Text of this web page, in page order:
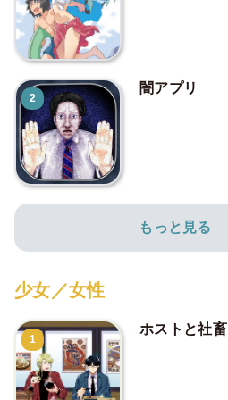
2
闇アプリ
もっと見る
少女／女性
1
ホストと社畜